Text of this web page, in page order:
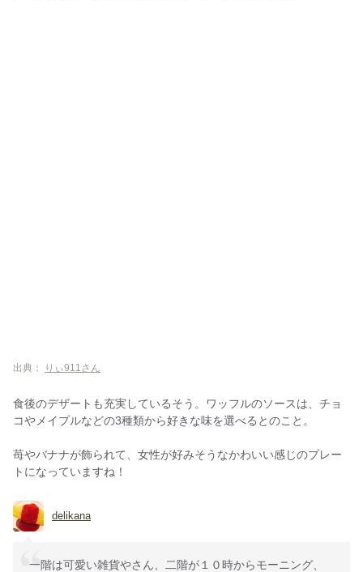
出典： りぃ911さん
食後のデザートも充実しているそう。ワッフルのソースは、チョ
コやメイプルなどの3種類から好きな味を選べるとのこと。
苺やバナナが飾られて、女性が好みそうなかわいい感じのプレー
トになっていますね！
delikana
一階は可愛い雑貨やさん、二階が１０時からモーニング、